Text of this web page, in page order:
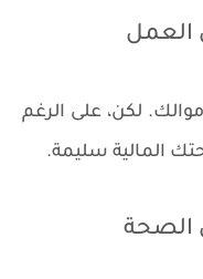
العمل
لكن، على الرغم
المالية سليمة.
الصحة